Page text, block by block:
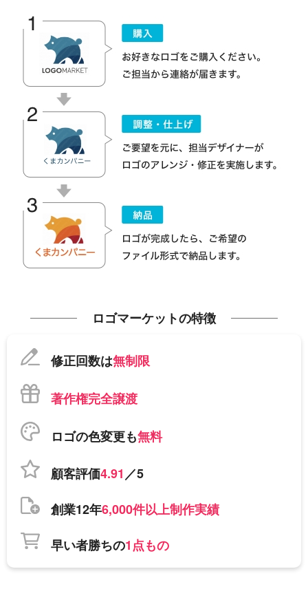
ロゴマーケットの特徴
修正回数は無制限
著作権完全譲渡
ロゴの色変更も無料
顧客評価4.91／5
創業12年6,000件以上制作実績
早い者勝ちの1点もの